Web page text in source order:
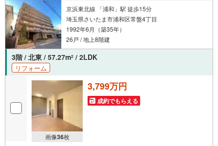
京浜東北線 「浦和」駅 徒歩15分
埼玉県さいたま市浦和区常盤4丁目
1992年6月（築35年）
26戸 / 地上8階建
3階 / 北東 / 57.27m2 / 2LDK
リフォーム
画像36枚
3,799万円
成約でもらえる